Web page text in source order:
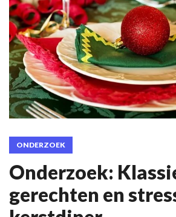
ONDERZOEK
Onderzoek:
gerechten en